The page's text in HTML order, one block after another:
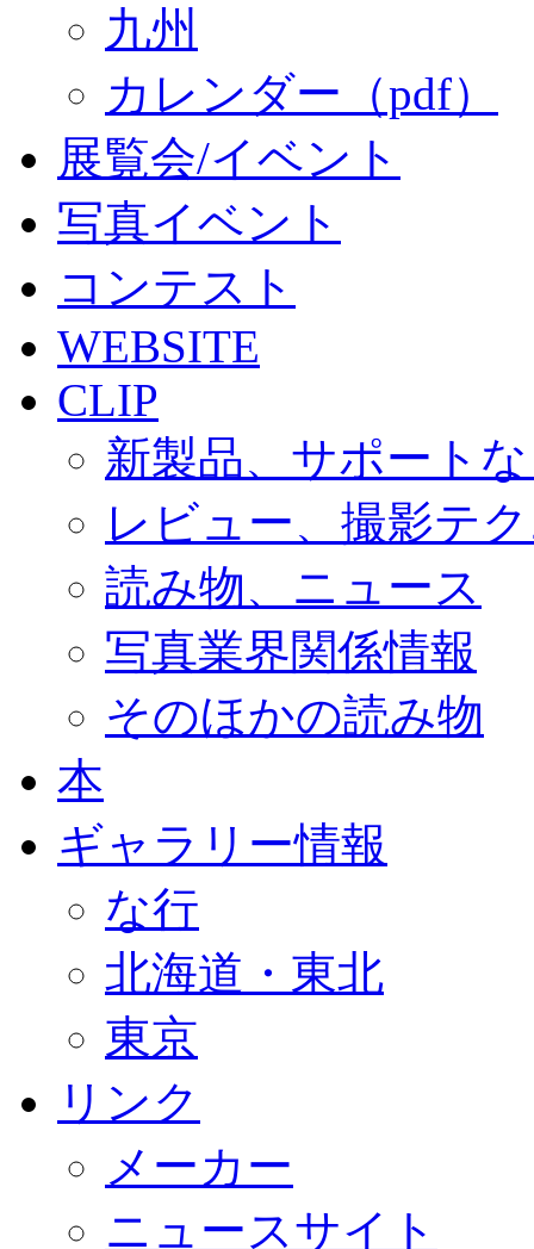
九州
カレンダー（pdf）
展覧会/イベント
写真イベント
コンテスト
WEBSITE
CLIP
新製品、サポート
レビュー、撮影テ
読み物、ニュース
写真業界関係情報
そのほかの読み物
本
ギャラリー情報
な行
北海道・東北
東京
リンク
メーカー
ニュースサイト